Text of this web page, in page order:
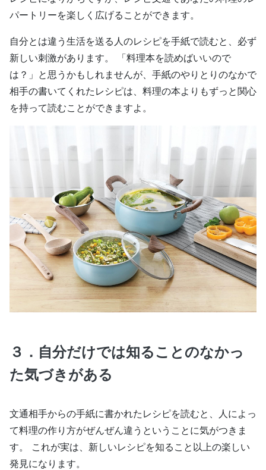
パートリーを楽しく広げることができます。
自分とは違う生活を送る人のレシピを手紙で読むと、必ず
新しい刺激があります。 「料理本を読めばいいので
は？」と思うかもしれませんが、手紙のやりとりのなかで
相手の書いてくれたレシピは、料理の本よりもずっと関心
を持って読むことができますよ。
３．自分だけでは知ることのなかっ
た気づきがある
文通相手からの手紙に書かれたレシピを読むと、人によっ
て料理の作り方がぜんぜん違うということに気がつきま
す。 これが実は、新しいレシピを知ること以上の楽しい
発見になります。